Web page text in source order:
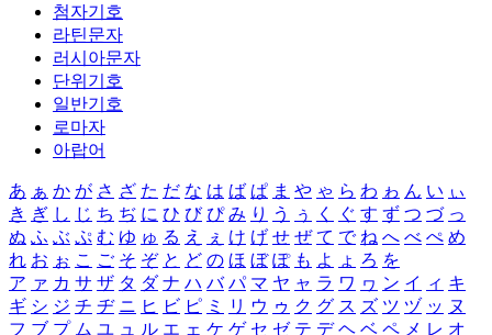
첨자기호
라틴문자
러시아문자
단위기호
일반기호
로마자
아랍어
あ ぁ か が さ ざ た だ な は ば ぱ ま や ゃ ら わ ゎ ん い ぃ
き ぎ し じ ち ぢ に ひ び ぴ み り う ぅ く ぐ す ず つ づ っ
ぬ ふ ぶ ぷ む ゆ ゅ る え ぇ け げ せ ぜ て で ね へ べ ぺ め
れ お ぉ こ ご そ ぞ と ど の ほ ぼ ぽ も よ ょ ろ を
ア ァ カ サ ザ タ ダ ナ ハ バ パ マ ヤ ャ ラ ワ ヮ ン イ ィ キ
ギ シ ジ チ ヂ ニ ヒ ビ ピ ミ リ ウ ゥ ク グ ス ズ ツ ヅ ッ ヌ
フ ブ プ ム ユ ュ ル エ ェ ケ ゲ セ ゼ テ デ ヘ ベ ペ メ レ オ